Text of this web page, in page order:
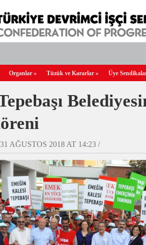
Organlar » Tüzük ve Kararlar » Üye
AĞUSTOS 2018 AT 14:23 /